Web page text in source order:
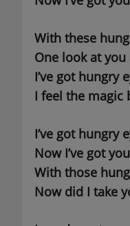
With these
One look at you
I’ve got hungry
I feel the magic
I’ve got hungry
Now I’ve got
With those
Now did I take